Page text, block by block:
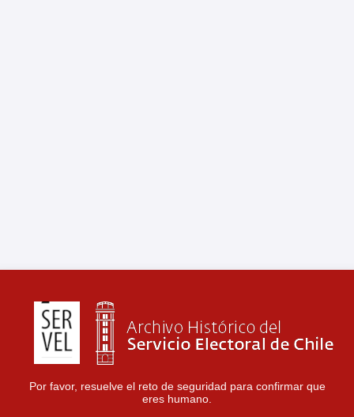
Por favor, resuelve el reto de seguridad para confirmar que
eres humano.